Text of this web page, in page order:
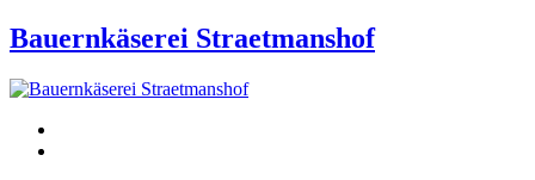
Bauernkäserei Straetmanshof